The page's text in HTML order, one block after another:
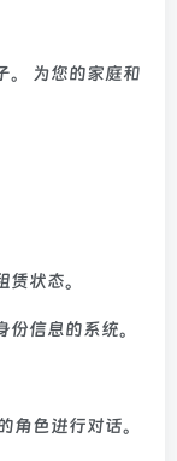
。 为您的家庭和
状态。
信息的系统。
角色进行对话。